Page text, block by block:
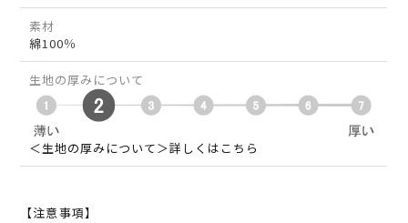
素材
綿100％
生地の厚みについて
＜生地の厚みについて＞詳しくはこちら
【注意事項】